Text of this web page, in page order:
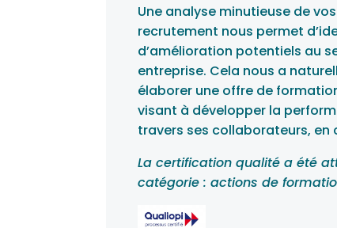
Une analyse minutieuse de
recrutement nous permet
d’amélioration potentiels au
entreprise. Cela nous a
élaborer une offre de
visant à développer la
travers ses collaborateurs,
La certification qualité a été
catégorie : actions de